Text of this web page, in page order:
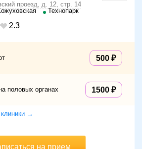
проезд, д. 12, стр. 14
Технопарк
2.3
500
половых органах 1500
→
на прием